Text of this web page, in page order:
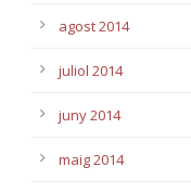
agost 2014
juliol 2014
juny 2014
maig 2014